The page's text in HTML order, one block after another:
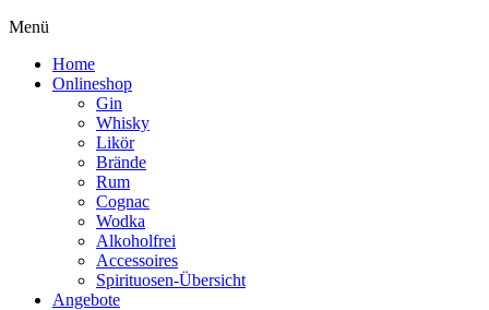
Menü
Home
Onlineshop
Gin
Whisky
Likör
Brände
Rum
Cognac
Wodka
Alkoholfrei
Accessoires
Spirituosen-Übersicht
Angebote